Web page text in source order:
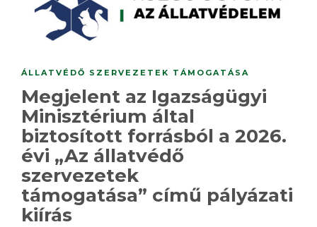
ÁLLATVÉDŐ SZERVEZETEK TÁMOGATÁSA
Megjelent az Igazságügyi
Minisztérium által
biztosított forrásból a 2026.
évi „Az állatvédő
szervezetek
támogatása” című pályázati
kiírás